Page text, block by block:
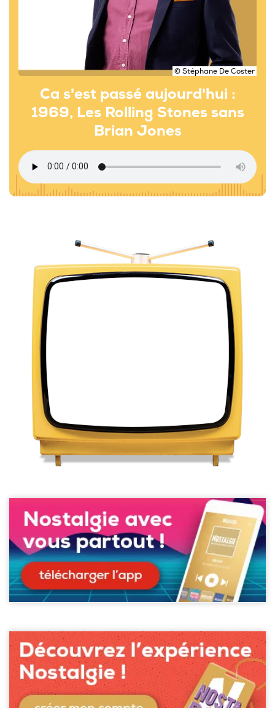
© Stéphane De Coster
Ca s'est passé aujourd'hui :
1969, Les Rolling Stones sans
Brian Jones